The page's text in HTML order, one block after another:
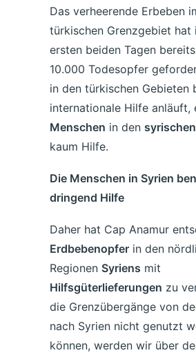
Das verheerende Erbeben
türkischen Grenzgebiet hat
ersten beiden Tagen
10.000 Todesopfer
in den türkischen Gebieten
internationale Hilfe anläuft,
Menschen in den syrischen
kaum Hilfe.
Die Menschen in Syrien
dringend Hilfe
Daher hat Cap Anamur
Erdbebenopfer in den
Regionen Syriens mit
Hilfsgüterlieferungen zu
die Grenzübergänge von
nach Syrien nicht genutzt
können, werden wir über